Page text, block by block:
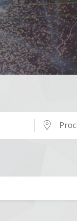
Proche
de